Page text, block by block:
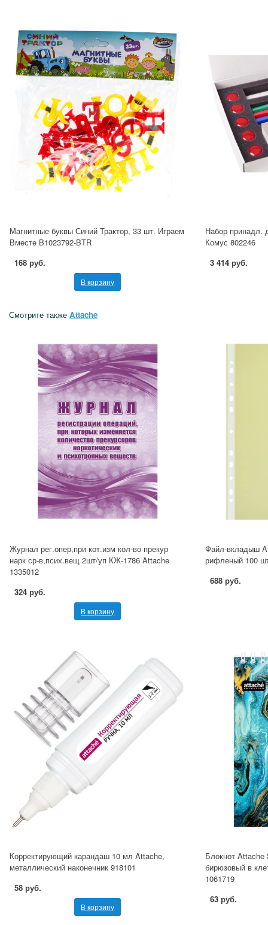
Магнитные буквы Синий Трактор, 33 шт. Играем
Вместе B1023792-BTR
168 руб.
В корзину
Набор принадл.
Комус 802246
3 414 руб.
Смотрите также Attache
Журнал рег.опер,при кот.изм кол-во прекур
нарк ср-в,псих.вещ 2шт/уп КЖ-1786 Attache
1335012
324 руб.
В корзину
Файл-вкладыш
рифленый 100
688 руб.
Корректирующий карандаш 10 мл Attache,
металлический наконечник 918101
58 руб.
В корзину
Блокнот
бирюзовый в
1061719
63 руб.